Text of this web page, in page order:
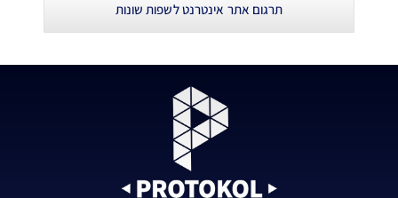
תרגום אתר אינטרנט לשפות שונות